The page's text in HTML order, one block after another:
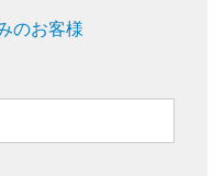
のお客様